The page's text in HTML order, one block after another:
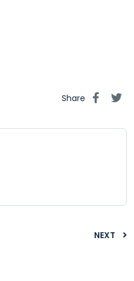
Share
NEXT